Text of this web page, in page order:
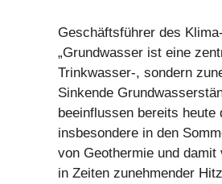
Geschäftsführer des
„Grundwasser ist eine
Trinkwasser-, sondern
Sinkende
beeinflussen bereits
insbesondere in den
von Geothermie und
in Zeiten zunehmender